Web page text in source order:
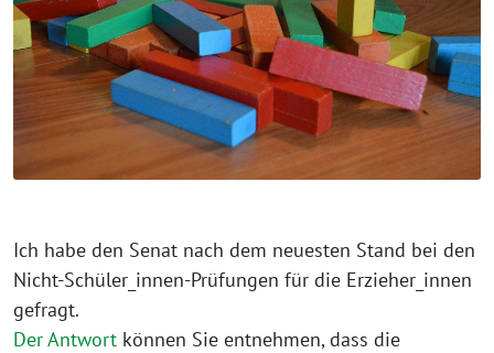
Ich habe den Senat nach dem neuesten Stand bei den
Nicht-Schüler_innen-Prüfungen für die Erzieher_innen
gefragt.
Der Antwort können Sie entnehmen, dass die